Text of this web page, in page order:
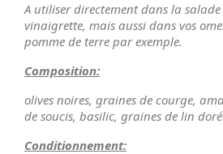
A utiliser directement dans la
vinaigrette, mais aussi dans vos
pomme de terre par exemple.
Composition:
olives noires, graines de courge,
de soucis, basilic, graines de lin
Conditionnement: